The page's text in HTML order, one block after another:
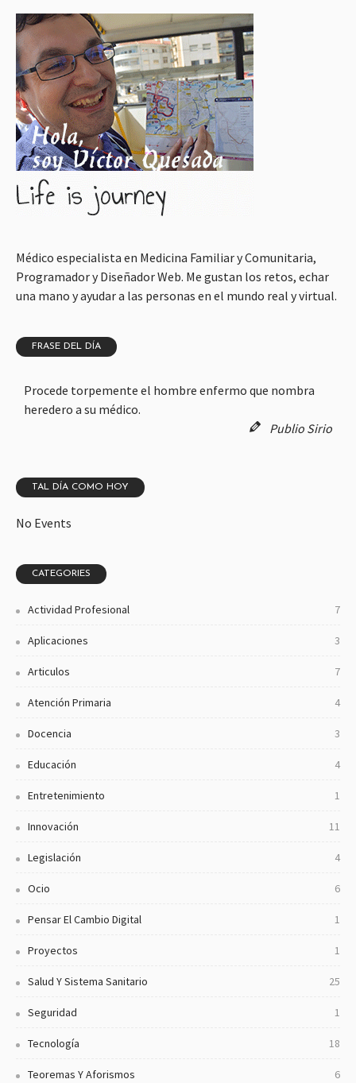
Médico especialista en Medicina Familiar y Comunitaria,
Programador y Diseñador Web. Me gustan los retos, echar
una mano y ayudar a las personas en el mundo real y virtual.
FRASE DEL DÍA
Procede torpemente el hombre enfermo que nombra
heredero a su médico.
Publio Sirio
TAL DÍA COMO HOY
No Events
CATEGORIES
Actividad Profesional 7
Aplicaciones 3
Articulos 7
Atención Primaria 4
Docencia 3
Educación 4
Entretenimiento 1
Innovación 11
Legislación 4
Ocio 6
Pensar El Cambio Digital 1
Proyectos 1
Salud Y Sistema Sanitario 25
Seguridad 1
Tecnología 18
Teoremas Y Aforismos 6